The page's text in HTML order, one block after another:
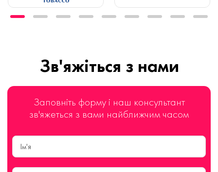
Зв'яжіться з нами
Заповніть форму і наш консультант
зв'яжеться з вами найближчим часом